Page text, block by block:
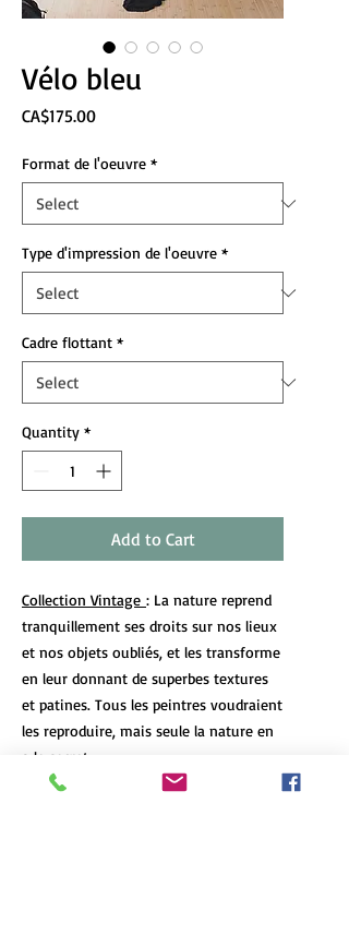
Vélo bleu
CA$175.00Price
Format de l'oeuvre *
Type d'impression de l'oeuvre *
Cadre flottant *
Quantity *
Add to Cart
Collection Vintage : La nature reprend
tranquillement ses droits sur nos lieux
et nos objets oubliés, et les transforme
en leur donnant de superbes textures
et patines. Tous les peintres voudraient
les reproduire, mais seule la nature en
a le secret.